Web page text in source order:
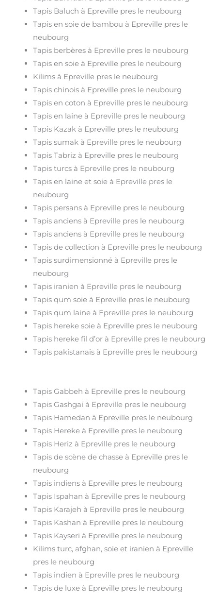
Tapis Baluch à Epreville pres le neubourg
Tapis en soie de bambou à Epreville pres le
neubourg
Tapis berbères à Epreville pres le neubourg
Tapis en soie à Epreville pres le neubourg
Kilims à Epreville pres le neubourg
Tapis chinois à Epreville pres le neubourg
Tapis en coton à Epreville pres le neubourg
Tapis en laine à Epreville pres le neubourg
Tapis Kazak à Epreville pres le neubourg
Tapis sumak à Epreville pres le neubourg
Tapis Tabriz à Epreville pres le neubourg
Tapis turcs à Epreville pres le neubourg
Tapis en laine et soie à Epreville pres le
neubourg
Tapis persans à Epreville pres le neubourg
Tapis anciens à Epreville pres le neubourg
Tapis anciens à Epreville pres le neubourg
Tapis de collection à Epreville pres le neubourg
Tapis surdimensionné à Epreville pres le
neubourg
Tapis iranien à Epreville pres le neubourg
Tapis qum soie à Epreville pres le neubourg
Tapis qum laine à Epreville pres le neubourg
Tapis hereke soie à Epreville pres le neubourg
Tapis hereke fil d’or à Epreville pres le neubourg
Tapis pakistanais à Epreville pres le neubourg
Tapis Gabbeh à Epreville pres le neubourg
Tapis Gashgai à Epreville pres le neubourg
Tapis Hamedan à Epreville pres le neubourg
Tapis Hereke à Epreville pres le neubourg
Tapis Heriz à Epreville pres le neubourg
Tapis de scène de chasse à Epreville pres le
neubourg
Tapis indiens à Epreville pres le neubourg
Tapis Ispahan à Epreville pres le neubourg
Tapis Karajeh à Epreville pres le neubourg
Tapis Kashan à Epreville pres le neubourg
Tapis Kayseri à Epreville pres le neubourg
Kilims turc, afghan, soie et iranien à Epreville
pres le neubourg
Tapis indien à Epreville pres le neubourg
Tapis de luxe à Epreville pres le neubourg